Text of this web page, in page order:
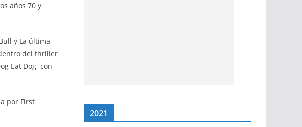
años 70 y
y La última
del thriller
Eat Dog, con
por First
2021